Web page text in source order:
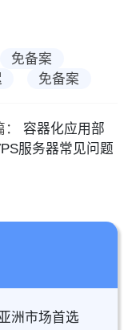
免备案
免备案
容器化应用部
服务器常见问题
洲市场首选